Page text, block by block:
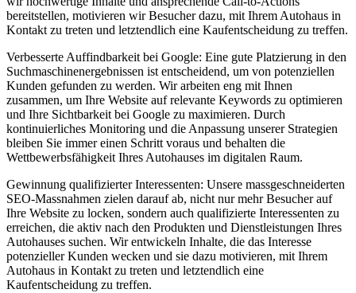
bereitstellen, motivieren wir Besucher dazu, mit Ihrem Autohaus in
Kontakt zu treten und letztendlich eine Kaufentscheidung zu treffen.
Verbesserte Auffindbarkeit bei Google: Eine gute Platzierung in den
Suchmaschinenergebnissen ist entscheidend, um von potenziellen
Kunden gefunden zu werden. Wir arbeiten eng mit Ihnen
zusammen, um Ihre Website auf relevante Keywords zu optimieren
und Ihre Sichtbarkeit bei Google zu maximieren. Durch
kontinuierliches Monitoring und die Anpassung unserer Strategien
bleiben Sie immer einen Schritt voraus und behalten die
Wettbewerbsfähigkeit Ihres Autohauses im digitalen Raum.
Gewinnung qualifizierter Interessenten: Unsere massgeschneiderten
SEO-Massnahmen zielen darauf ab, nicht nur mehr Besucher auf
Ihre Website zu locken, sondern auch qualifizierte Interessenten zu
erreichen, die aktiv nach den Produkten und Dienstleistungen Ihres
Autohauses suchen. Wir entwickeln Inhalte, die das Interesse
potenzieller Kunden wecken und sie dazu motivieren, mit Ihrem
Autohaus in Kontakt zu treten und letztendlich eine
Kaufentscheidung zu treffen.